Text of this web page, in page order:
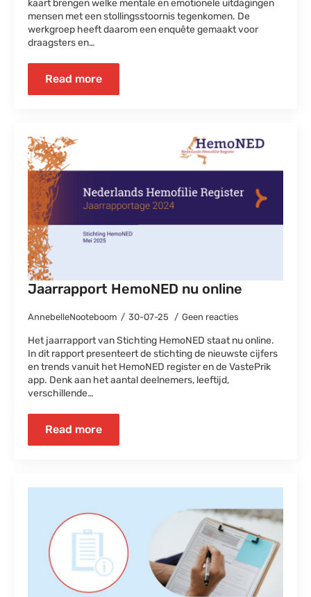
kaart brengen welke mentale en emotionele uitdagingen
mensen met een stollingsstoornis tegenkomen. De
werkgroep heeft daarom een enquête gemaakt voor
draagsters en…
Read more
Jaarrapport HemoNED nu online
AnnebelleNooteboom 30-07-25 Geen reacties
Het jaarrapport van Stichting HemoNED staat nu online.
In dit rapport presenteert de stichting de nieuwste cijfers
en trends vanuit het HemoNED register en de VastePrik
app. Denk aan het aantal deelnemers, leeftijd,
verschillende…
Read more